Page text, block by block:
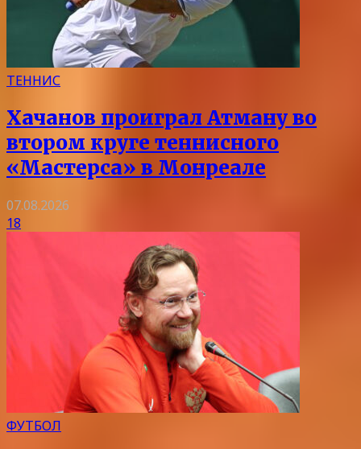
ТЕННИС
Хачанов проиграл Атману во
втором круге теннисного
«Мастерса» в Монреале
07.08.2026
18
ФУТБОЛ